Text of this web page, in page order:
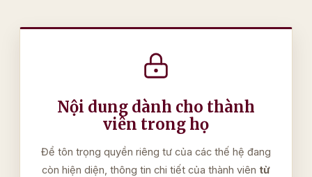
Nội dung dành cho thành
viên trong họ
Để tôn trọng quyền riêng tư của các thế hệ đang
còn hiện diện, thông tin chi tiết của thành viên từ